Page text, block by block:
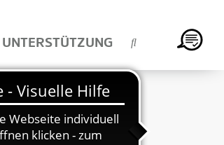
UNTERSTÜTZUNG
Freizeiten